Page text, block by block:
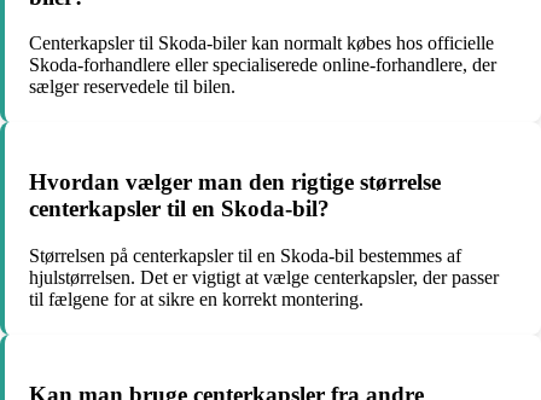
Centerkapsler til Skoda-biler kan normalt købes hos officielle
Skoda-forhandlere eller specialiserede online-forhandlere, der
sælger reservedele til bilen.
Hvordan vælger man den rigtige størrelse
centerkapsler til en Skoda-bil?
Størrelsen på centerkapsler til en Skoda-bil bestemmes af
hjulstørrelsen. Det er vigtigt at vælge centerkapsler, der passer
til fælgene for at sikre en korrekt montering.
Kan man bruge centerkapsler fra andre